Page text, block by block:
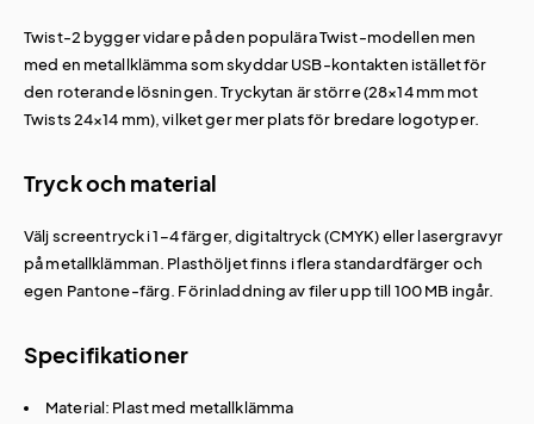
Twist-2 bygger vidare på den populära Twist-modellen men
med en metallklämma som skyddar USB-kontakten istället för
den roterande lösningen. Tryckytan är större (28×14 mm mot
Twists 24×14 mm), vilket ger mer plats för bredare logotyper.
Tryck och material
Välj screentryck i 1–4 färger, digitaltryck (CMYK) eller lasergravyr
på metallklämman. Plasthöljet finns i flera standardfärger och
egen Pantone-färg. Förinladdning av filer upp till 100 MB ingår.
Specifikationer
Material: Plast med metallklämma